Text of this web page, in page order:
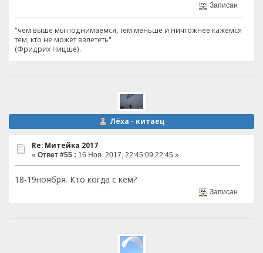
Записан
"чем выше мы поднимаемся, тем меньше и ничтожнее кажемся
тем, кто не может взлететь"
(Фридрих Ницше).
Лёха - китаец
Re: Митейка 2017
« Ответ #55 : 16 Ноя. 2017, 22:45:09 22:45 »
18-19ноября. Кто когда с кем?
Записан